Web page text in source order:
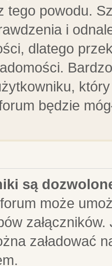
tego powodu.
i
dlatego
będzie
są
może
załadować